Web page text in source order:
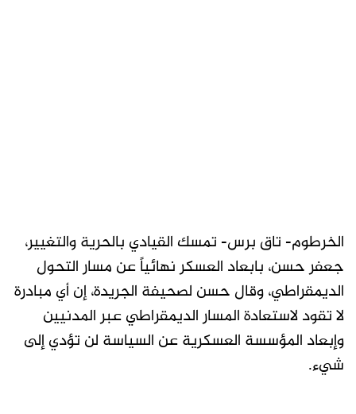
الخرطوم- تاق برس- تمسك القيادي بالحرية والتغيير،
جعفر حسن، بابعاد العسكر نهائياً عن مسار التحول
الديمقراطي، وقال حسن لصحيفة الجريدة، إن أي مبادرة
لا تقود لاستعادة المسار الديمقراطي عبر المدنيين
وإبعاد المؤسسة العسكرية عن السياسة لن تؤدي إلى
شيء.